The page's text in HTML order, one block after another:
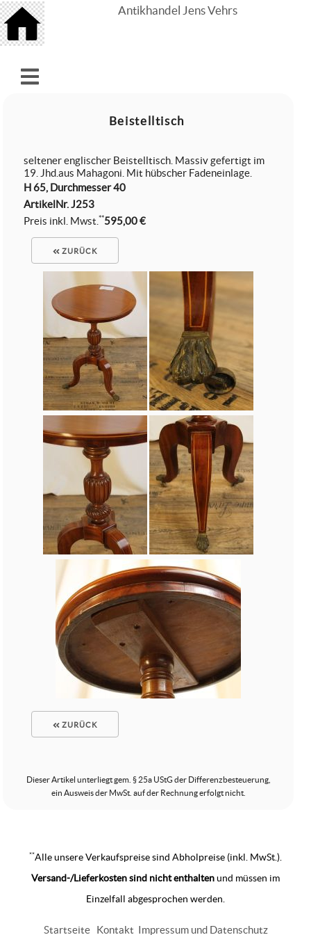
Antikhandel Jens Vehrs
Beistelltisch
seltener englischer Beistelltisch. Massiv gefertigt im
19. Jhd.aus Mahagoni. Mit hübscher Fadeneinlage.
H 65, Durchmesser 40
ArtikelNr.J253
Preis inkl. Mwst.**595,00 €
ZURÜCK
ZURÜCK
Dieser Artikel unterliegt gem. § 25a UStG der Differenzbesteuerung,
ein Ausweis der MwSt. auf der Rechnung erfolgt nicht.
**Alle unsere Verkaufspreise sind Abholpreise (inkl. MwSt.).
Versand-/Lieferkosten sind nicht enthalten und müssen im
Einzelfall abgesprochen werden.
Startseite Kontakt Impressum und Datenschutz